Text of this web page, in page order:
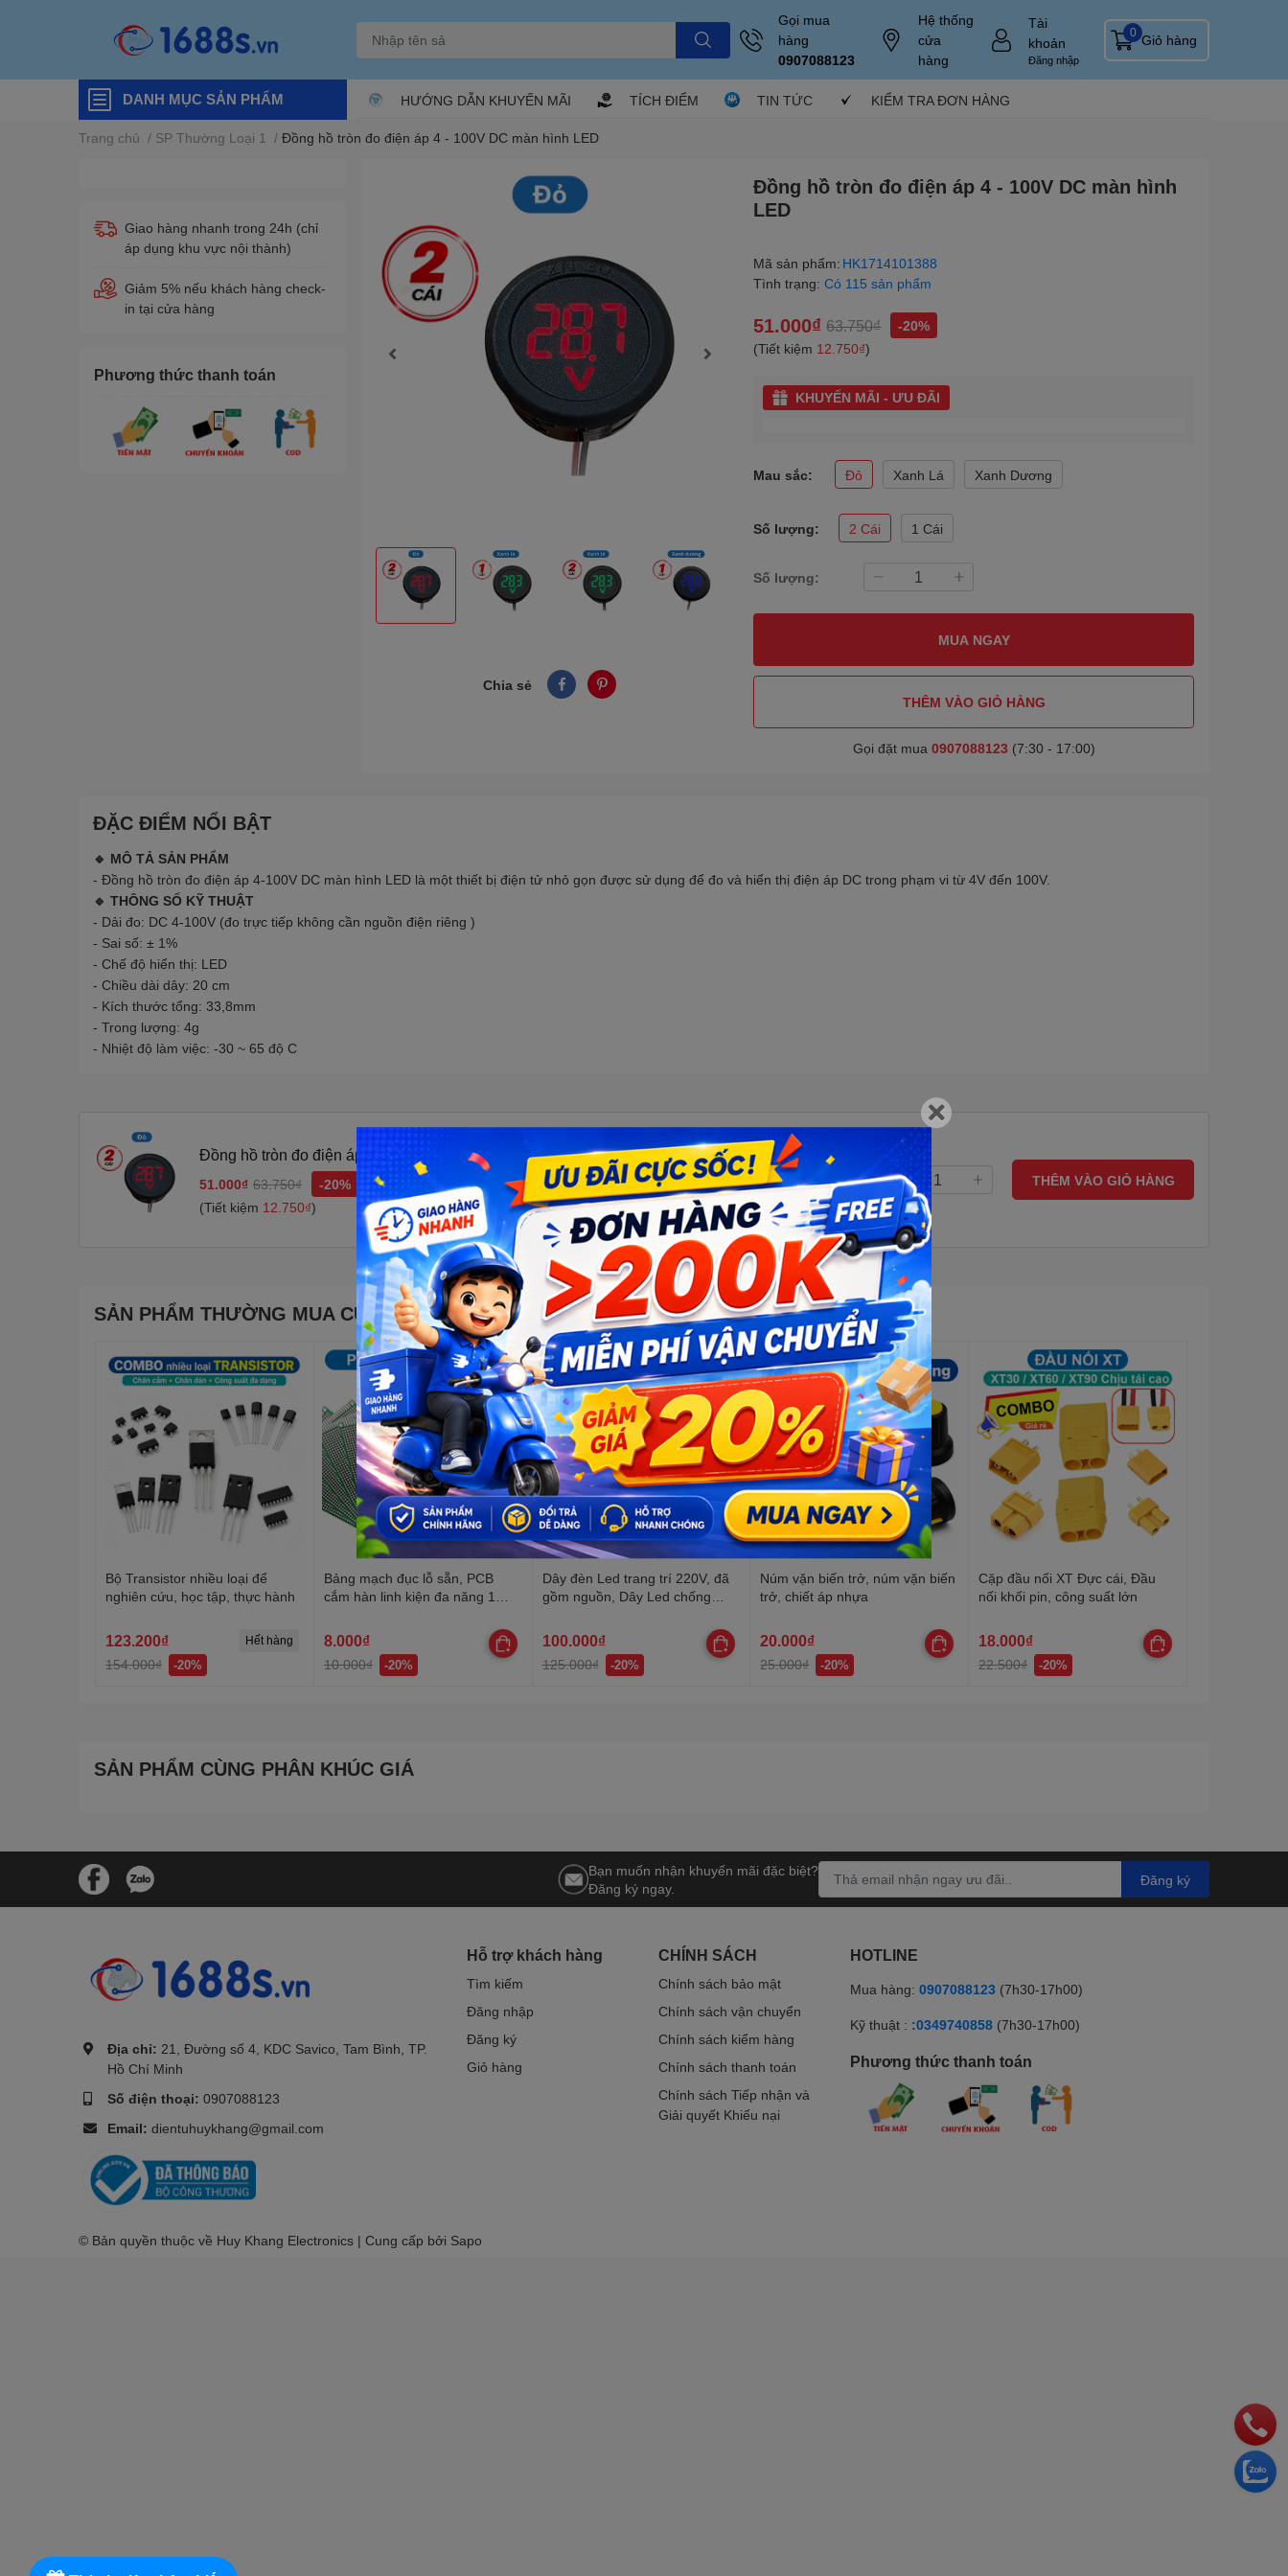
Gọi mua
hàng
0907088123
Hệ thống
cửa
hàng
Tài
khoản
Đăng nhập
Giỏ hàng
0
DANH MỤC SẢN PHẨM HƯỚNG DẪN KHUYẾN MÃI TÍCH ĐIỂM TIN TỨC KIỂM TRA ĐƠN HÀNG
Trang chủ / SP Thường Loại 1 / Đồng hồ tròn đo điện áp 4 - 100V DC màn hình LED
Giao hàng nhanh trong 24h (chỉ
áp dụng khu vực nội thành)
Giảm 5% nếu khách hàng check-
in tại cửa hàng
Phương thức thanh toán
Chia sẻ
Đồng hồ tròn đo điện áp 4 - 100V DC màn hình
LED
Mã sản phẩm: HK1714101388
Tình trạng: Có 115 sản phẩm
51.000₫ 63.750₫
-20%
(Tiết kiệm 12.750₫)
KHUYẾN MÃI - ƯU ĐÃI
Mau sắc: Đỏ Xanh Lá Xanh Dương
Số lượng: 2 Cái 1 Cái
Số lượng:
MUA NGAY
THÊM VÀO GIỎ HÀNG
Gọi đặt mua 0907088123 (7:30 - 17:00)
ĐẶC ĐIỂM NỔI BẬT
🔹 MÔ TẢ SẢN PHẨM
- Đồng hồ tròn đo điện áp 4-100V DC màn hình LED là một thiết bị điện tử nhỏ gọn được sử dụng để đo và hiển thị điện áp DC trong phạm vi từ 4V đến 100V.
🔹 THÔNG SỐ KỸ THUẬT
- Dải đo: DC 4-100V (đo trực tiếp không cần nguồn điện riêng )
- Sai số: ± 1%
- Chế độ hiển thị: LED
- Chiều dài dây: 20 cm
- Kích thước tổng: 33,8mm
- Trong lượng: 4g
- Nhiệt độ làm việc: -30 ~ 65 độ C
Đồng hồ tròn đo điện áp 4 - 100V DC màn hình LED
51.000₫ 63.750₫
-20%
(Tiết kiệm 12.750₫)
Số lượng: THÊM VÀO GIỎ HÀNG
SẢN PHẨM THƯỜNG MUA CÙNG
Bộ Transistor nhiều loại để
nghiên cứu, học tập, thực hành
123.200₫
154.000₫ -20%
Hết hàng
Bảng mạch đục lỗ sẵn, PCB
cắm hàn linh kiện đa năng 1
8.000₫
10.000₫ -20%
Dây đèn Led trang trí 220V, đã
gồm nguồn, Dây Led chống
trần, lễ Tết
100.000₫
125.000₫ -20%
Núm vặn biến trở, núm vặn biến
trở, chiết áp nhựa
20.000₫
25.000₫ -20%
Cặp đầu nối XT Đực cái, Đầu
nối khối pin, công suất lớn
18.000₫
22.500₫ -20%
SẢN PHẨM CÙNG PHÂN KHÚC GIÁ
Bạn muốn nhận khuyến mãi đặc biệt?
Đăng ký ngay.
Đăng ký
Địa chỉ: 21, Đường số 4, KDC Savico, Tam Bình, TP.
Hồ Chí Minh
Số điện thoại: 0907088123
Email: dientuhuykhang@gmail.com
Hỗ trợ khách hàng
Tìm kiếm
Đăng nhập
Đăng ký
Giỏ hàng
CHÍNH SÁCH
Chính sách bảo mật
Chính sách vận chuyển
Chính sách kiểm hàng
Chính sách thanh toán
Chính sách Tiếp nhận và
Giải quyết Khiếu nại
HOTLINE
Mua hàng: 0907088123 (7h30-17h00)
Kỹ thuật : :0349740858 (7h30-17h00)
Phương thức thanh toán
© Bản quyền thuộc về Huy Khang Electronics | Cung cấp bởi Sapo